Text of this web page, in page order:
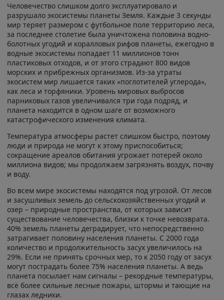
Человечество слишком долго эксплуатировало и
разрушало экосистемы планеты Земля. Каждые 3 секунды
мир теряет размером с футбольное поле территорию леса,
за последнее столетие была уничтожена половина водно-
болотных угодий и коралловых рифов планеты, ежегодно в
водные экосистемы попадает 11 миллионов тонн
пластиковых отходов, и от этого страдают 800 видов
морских и прибрежных организмов. Из-за утраты
экосистем мир лишается таких «поглотителей углерода»,
как леса и торфяники. Уровень мировых выбросов
парниковых газов увеличивался три года подряд, и
планета находится в одном шаге от возможного
катастрофического изменения климата.
Температура атмосферы растет слишком быстро, поэтому
люди и природа не могут к этому приспособиться;
сокращение ареалов обитания угрожает потерей около
миллиона видов; мы продолжаем загрязнять воздух, почву
и воду.
Во всем мире экосистемы находятся под угрозой. От лесов
и засушливых земель до сельскохозяйственных угодий и
озер – природные пространства, от которых зависит
существование человечества, близки к точке невозврата.
40% земель планеты деградирует, что непосредственно
затрагивает половину населения планеты. С 2000 года
количество и продолжительность засух увеличилось на
29%. Если не принять срочных мер, то к 2050 году от засух
могут пострадать более 75% населения планеты. А ведь
планета посылает нам сигналы – рекордные температуры,
всё более сильные лесные пожары, штормы и тающие на
глазах ледники.